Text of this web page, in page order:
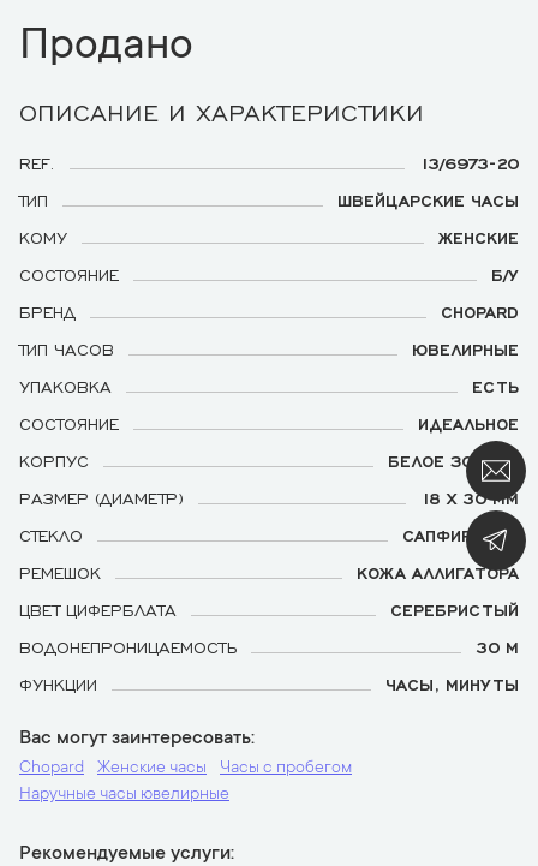
Продано
ОПИСАНИЕ И ХАРАКТЕРИСТИКИ
REF.
13/6973-20
ТИП
ШВЕЙЦАРСКИЕ ЧАСЫ
КОМУ
ЖЕНСКИЕ
СОСТОЯНИЕ
Б/У
БРЕНД
CHOPARD
ТИП ЧАСОВ
ЮВЕЛИРНЫЕ
УПАКОВКА
ЕСТЬ
СОСТОЯНИЕ
ИДЕАЛЬНОЕ
КОРПУС
БЕЛОЕ ЗОЛОТО
РАЗМЕР (ДИАМЕТР)
18 Х 30 ММ
СТЕКЛО
САПФИРОВОЕ
РЕМЕШОК
КОЖА АЛЛИГАТОРА
ЦВЕТ ЦИФЕРБЛАТА
СЕРЕБРИСТЫЙ
ВОДОНЕПРОНИЦАЕМОСТЬ
30 М
ФУНКЦИИ
ЧАСЫ, МИНУТЫ
Вас могут заинтересовать
Chopard Женские часы
Часы с пробегом
Наручные часы ювелирные
Рекомендуемые услуги